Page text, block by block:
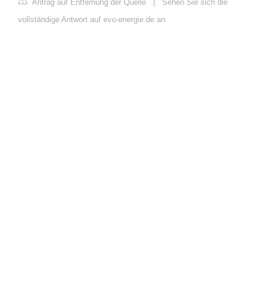
Antrag auf Entfernung der Quelle | Sehen Sie sich die
vollständige Antwort auf evo-energie.de an